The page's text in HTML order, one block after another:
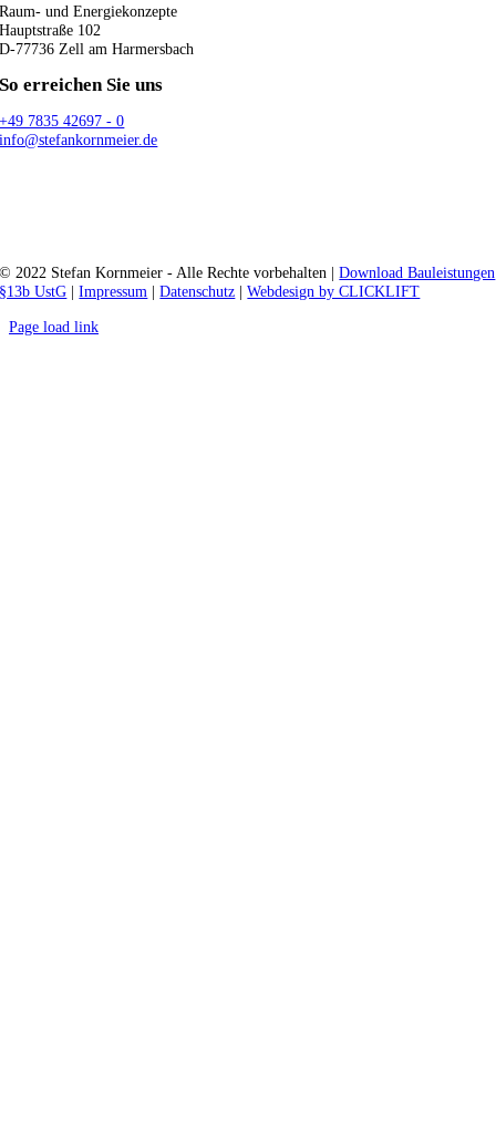
Raum- und Energiekonzepte
Hauptstraße 102
D-77736 Zell am Harmersbach
So erreichen Sie uns
+49 7835 42697 - 0
info@stefankornmeier.de
© 2022 Stefan Kornmeier - Alle Rechte vorbehalten |Download Bauleistungen
§13b UstG |Impressum |Datenschutz |Webdesign by CLICKLIFT
Page load link